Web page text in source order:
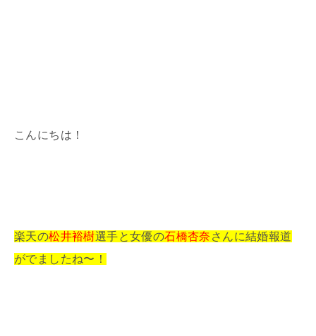
こんにちは！
楽天の松井裕樹選手と女優の石橋杏奈 さんに結婚報道
がでましたね〜！